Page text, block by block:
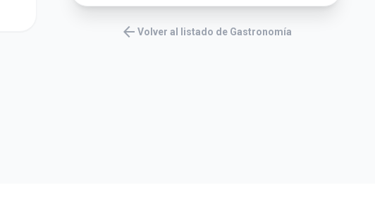
arrow_back Volver al listado de Gastronomía